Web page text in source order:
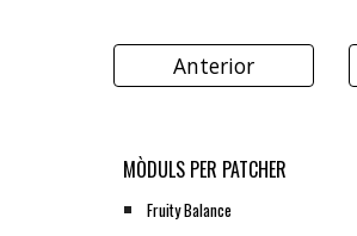
Anterior
MÒDULS PER PATCHER
Fruity Balance